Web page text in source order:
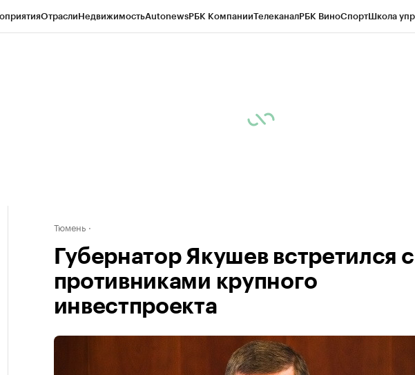
ОтраслиНедвижимостьAutonewsРБК КомпанииТелеканалРБК ВиноСпортШкола
Тюмень
Губернатор Якушев встретился с
противниками крупного
инвестпроекта